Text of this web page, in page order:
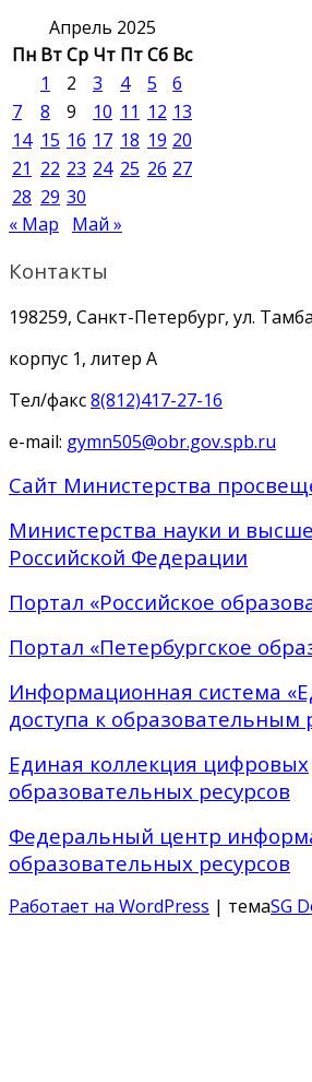
Апрель 2025
Пн ВтСр Чт ПтСб Вс
1
2 3 4 5
6
7
8 9 10 11 12 13
14 15 16 17 18 19 20
21 22 23 24 25 26 27
28 29 30
« Мар
Май »
Контакты
198259, Санкт-Петербург, ул.
корпус 1, литер А
Тел/факс8(812)417-27-16
e-mail: gymn505@obr.gov.spb.ru
Сайт Министерства
Министерства науки и
Российской Федерации
Портал «Российское
Портал «Петербургское
Информационная система
доступа к образовательным
Единая коллекция цифровых
образовательных ресурсов
Федеральный центр
образовательных ресурсов
Работает на WordPress | темаSG